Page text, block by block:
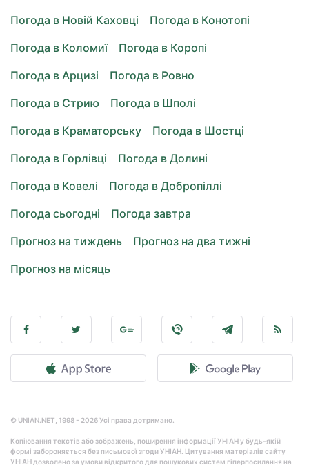
Погода в Новій Каховці
Погода в Конотопі
Погода в Коломиї
Погода в Коропі
Погода в Арцизі
Погода в Ровно
Погода в Стрию
Погода в Шполі
Погода в Краматорську
Погода в Шостці
Погода в Горлівці
Погода в Долині
Погода в Ковелі
Погода в Добропіллі
Погода сьогодні
Погода завтра
Прогноз на тиждень
Прогноз на два тижні
Прогноз на місяць
© UNIAN.NET, 1998 - 2026 Усі права дотримано.
Копіювання текстів або зображень, поширення інформації УНІАН у будь-якій
формі забороняється без письмової згоди УНІАН. Цитування матеріалів сайту
УНІАН дозволено за умови відкритого для пошукових систем гіперпосилання на